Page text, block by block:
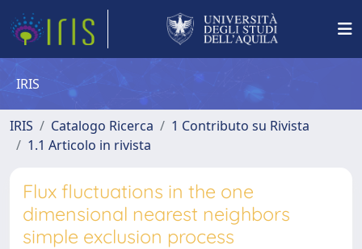
IRIS
IRIS Catalogo Ricerca
1 Contributo su Rivista
1.1 Articolo in rivista
Flux fluctuations in the one
dimensional nearest neighbors
simple exclusion process